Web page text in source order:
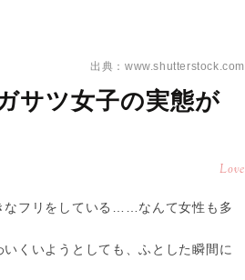
出典：www.shutterstock.com
サツ女子の実態が
Love
なフリをしている……なんて女性も多
くいようとしても、ふとした瞬間に